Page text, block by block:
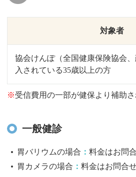
※受信費用の一部が健保より補助さ
対象者
協会けんぽ（全国健康保険協会
入されている35歳以上の方
一般健診
胃バリウムの場合
料金はお問
胃カメラの場合
料金はお問合